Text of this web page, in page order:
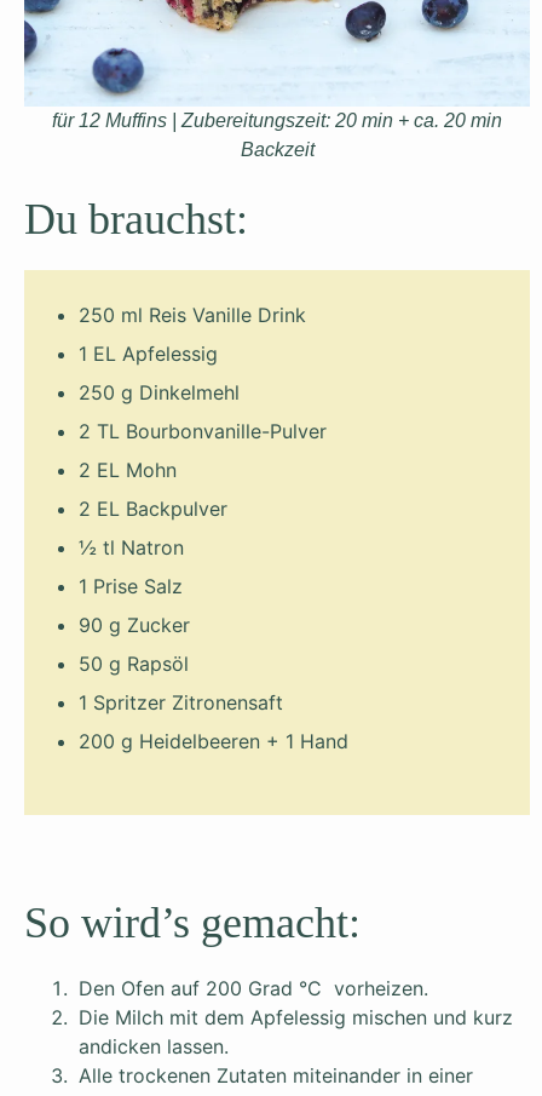
für 12 Muffins | Zubereitungszeit: 20 min + ca. 20 min
Backzeit
Du brauchst:
250 ml Reis Vanille Drink
1 EL Apfelessig
250 g Dinkelmehl
2 TL Bourbonvanille-Pulver
2 EL Mohn
2 EL Backpulver
½ tl Natron
1 Prise Salz
90 g Zucker
50 g Rapsöl
1 Spritzer Zitronensaft
200 g Heidelbeeren + 1 Hand
So wird’s gemacht:
Den Ofen auf 200 Grad °C vorheizen.
Die Milch mit dem Apfelessig mischen und kurz
andicken lassen.
Alle trockenen Zutaten miteinander in einer